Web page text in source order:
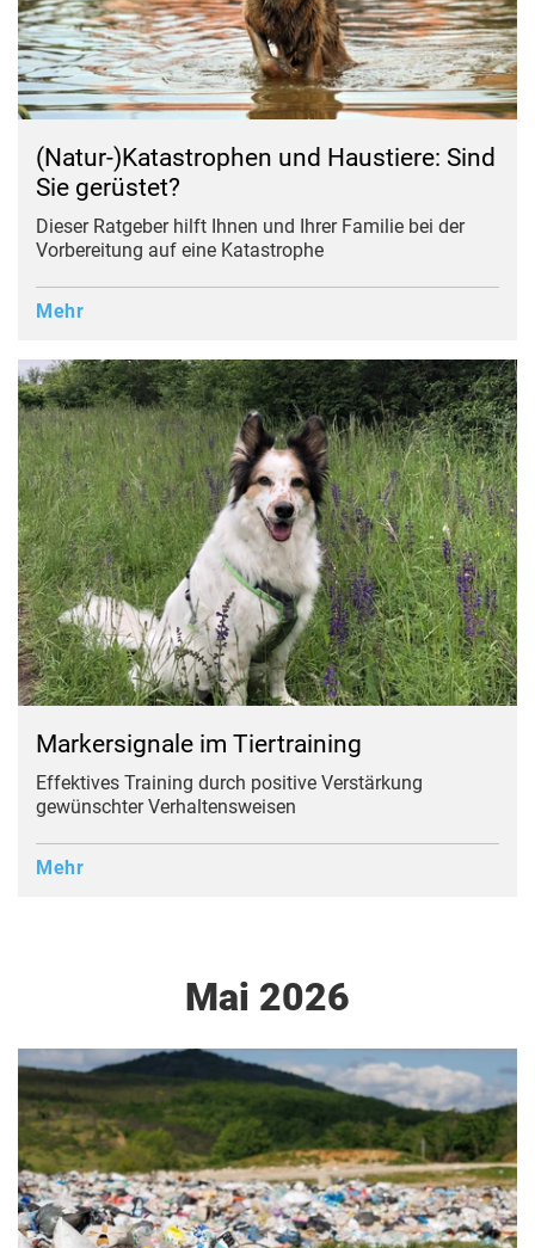
(Natur-)Katastrophen und Haustiere: Sind
Sie gerüstet?
Dieser Ratgeber hilft Ihnen und Ihrer Familie bei der
Vorbereitung auf eine Katastrophe
Mehr
Markersignale im Tiertraining
Effektives Training durch positive Verstärkung
gewünschter Verhaltensweisen
Mehr
Mai 2026